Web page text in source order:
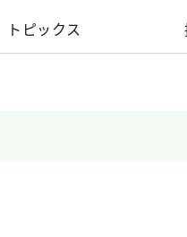
トピックス